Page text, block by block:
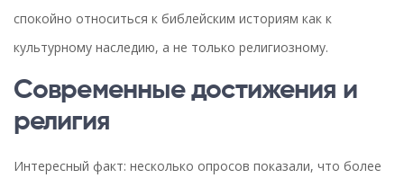
спокойно относиться к библейским историям как к
культурному наследию, а не только религиозному.
Современные достижения и
религия
Интересный факт: несколько опросов показали, что более